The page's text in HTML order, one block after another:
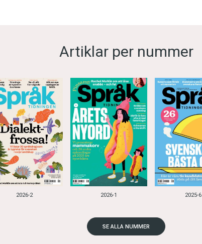
Artiklar per nummer
2026-2 2026-1 2025-6
SE ALLA NUMMER